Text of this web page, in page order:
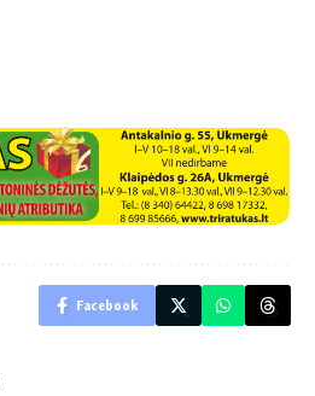
Facebook